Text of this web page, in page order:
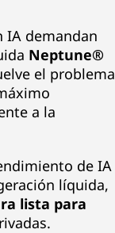
IA demandan
Neptune®
el problema
a la
de IA
líquida,
lista para